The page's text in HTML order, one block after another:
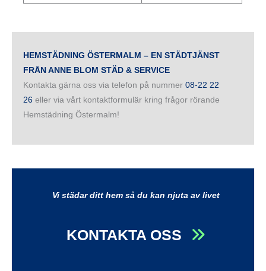
HEMSTÄDNING ÖSTERMALM – EN STÄDTJÄNST
FRÅN ANNE BLOM STÄD & SERVICE
Kontakta gärna oss via telefon på nummer08-22 22
26 eller via vårt kontaktformulär kring frågor rörande
Hemstädning Östermalm!
Vi städar ditt hem så du kan njuta av livet
KONTAKTA OSS